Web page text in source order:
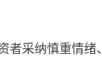
者采纳慎重情